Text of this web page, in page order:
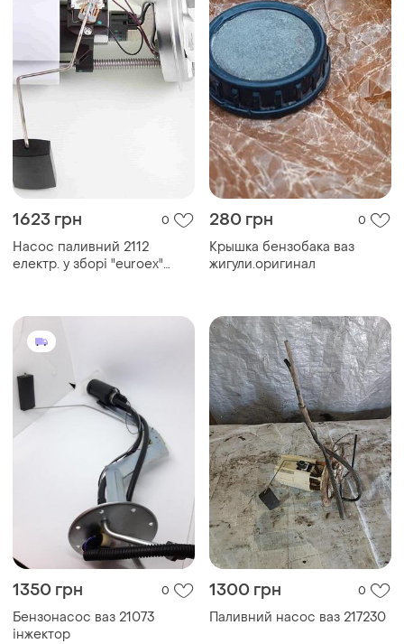
1623 грн 0
Насос паливний 2112
електр. у зборі "euroex"
280 грн 0
Крышка бензобака ваз
жигули.оригинал
1350 грн 0
Бензонасос ваз 21073
інжектор
1300 грн 0
Паливний насос ваз 217230